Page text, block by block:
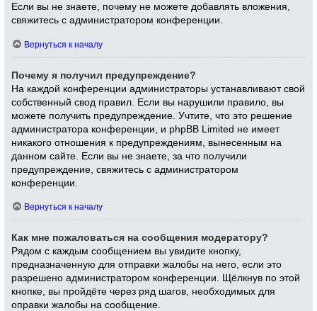
Если вы не знаете, почему не можете добавлять вложения,
свяжитесь с администратором конференции.
Вернуться к началу
Почему я получил предупреждение?
На каждой конференции администраторы устанавливают свой
собственный свод правил. Если вы нарушили правило, вы
можете получить предупреждение. Учтите, что это решение
администратора конференции, и phpBB Limited не имеет
никакого отношения к предупреждениям, вынесенным на
данном сайте. Если вы не знаете, за что получили
предупреждение, свяжитесь с администратором
конференции.
Вернуться к началу
Как мне пожаловаться на сообщения модератору?
Рядом с каждым сообщением вы увидите кнопку,
предназначенную для отправки жалобы на него, если это
разрешено администратором конференции. Щёлкнув по этой
кнопке, вы пройдёте через ряд шагов, необходимых для
оправки жалобы на сообщение.